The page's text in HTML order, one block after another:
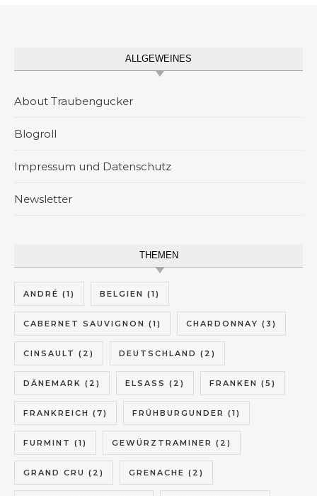
ALLGEWEINES
About Traubengucker
Blogroll
Impressum und Datenschutz
Newsletter
THEMEN
ANDRÉ (1) BELGIEN (1)
CABERNET SAUVIGNON (1) CHARDONNAY (3)
CINSAULT (2) DEUTSCHLAND (2)
DÄNEMARK (2) ELSASS (2) FRANKEN (5)
FRANKREICH (7) FRÜHBURGUNDER (1)
FURMINT (1) GEWÜRZTRAMINER (2)
GRAND CRU (2) GRENACHE (2)